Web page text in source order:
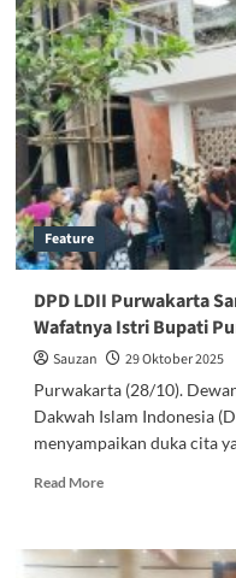
Ciseureuh:
Membangun
Generasi
Penerus
Yang
Unggul
Dan
Berakhlakul
Karimah
Feature
DPD LDII Purwakarta
Wafatnya Istri Bupati
Sauzan
29 Oktober 2025
Purwakarta (28/10).
Dakwah Islam Indonesia
menyampaikan duka cita
Read MoreRead
DPD
LDII